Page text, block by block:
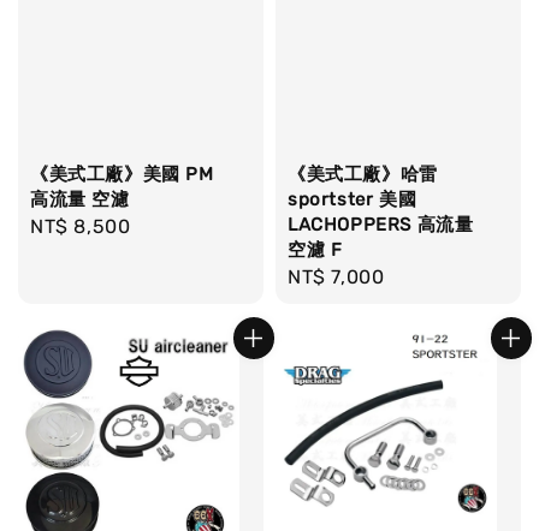
《美式工廠》美國 PM
高流量 空濾
Regular
NT$ 8,500
《美式工廠》哈雷
sportster 美國
LACHOPPERS 高流量
空濾 F
Regular
NT$ 7,000